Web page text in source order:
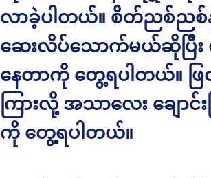
လာခဲ့ပါတယ်။ စိတ်ညစ်ညစ်
ဆေးလိပ်သောက်မယ်ဆိုပြီး
နေတာကို တွေ့ရပါတယ်။ ဖ
ကြားလို့ အသာလေး ချ
ကို တွေ့ရပါတယ်။